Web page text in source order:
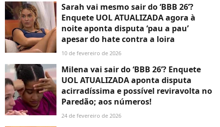
Sarah vai mesmo sair do ‘BBB 26’?
Enquete UOL ATUALIZADA agora à
noite aponta disputa ‘pau a pau’
apesar do hate contra a loira
10 de fevereiro de 2026
Milena vai sair do ‘BBB 26’? Enquete
UOL ATUALIZADA aponta disputa
acirradíssima e possível reviravolta no
Paredão; aos números!
24 de fevereiro de 2026